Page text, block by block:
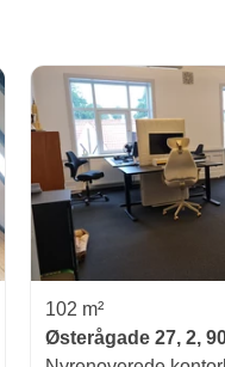
102 m²
Østerågade 27, 2,